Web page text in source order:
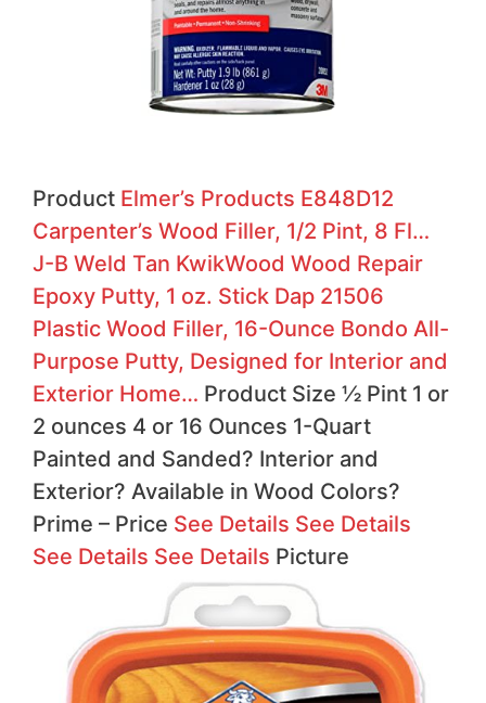
Product Elmer’s Products E848D12
Carpenter’s Wood Filler, 1/2 Pint, 8 Fl…
J-B Weld Tan KwikWood Wood Repair
Epoxy Putty, 1 oz. Stick Dap 21506
Plastic Wood Filler, 16-Ounce Bondo All-
Purpose Putty, Designed for Interior and
Exterior Home… Product Size ½ Pint 1 or
2 ounces 4 or 16 Ounces 1-Quart
Painted and Sanded? Interior and
Exterior? Available in Wood Colors?
Prime – Price See Details See Details
See Details See Details Picture